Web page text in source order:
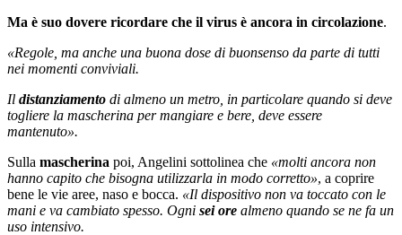
Ma è suo dovere ricordare che il virus è ancora in circolazione.
«Regole, ma anche una buona dose di buonsenso da parte di tutti
nei momenti conviviali.
Il distanziamento di almeno un metro, in particolare quando si deve
togliere la mascherina per mangiare e bere, deve essere
mantenuto».
Sulla mascherina poi, Angelini sottolinea che «molti ancora non
hanno capito che bisogna utilizzarla in modo corretto», a coprire
bene le vie aree, naso e bocca. «Il dispositivo non va toccato con le
mani e va cambiato spesso. Ogni sei ore almeno quando se ne fa un
uso intensivo.